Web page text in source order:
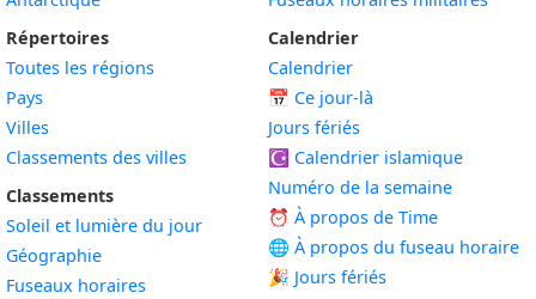
Répertoires
Toutes les régions
Pays
Villes
Classements des villes
Classements
Soleil et lumière du jour
Géographie
Fuseaux horaires
Calendrier
Calendrier
📅 Ce jour-là
Jours fériés
☪️ Calendrier islamique
Numéro de la semaine
⏰ À propos de Time
🌐 À propos du fuseau horaire
🎉 Jours fériés